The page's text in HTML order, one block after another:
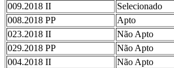
009.2018 II
Selecionado
008.2018 PP
Apto
023.2018 II
Não Apto
029.2018 PP
Não Apto
004.2018 II
Não Apto